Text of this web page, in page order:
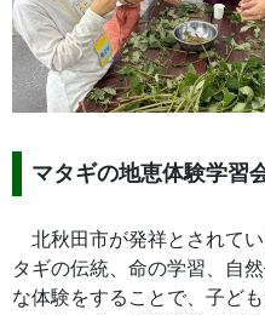
マタギの地恵体験学習
北秋田市が発祥とされて
タギの伝統、命の学習、自
な体験をすることで、子ど